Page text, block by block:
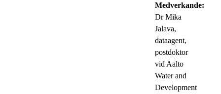
Medverkande:
Dr Mika
Jalava,
dataagent,
postdoktor
vid Aalto
Water and
Development